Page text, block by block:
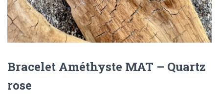
Bracelet Améthyste MAT – Quartz
rose